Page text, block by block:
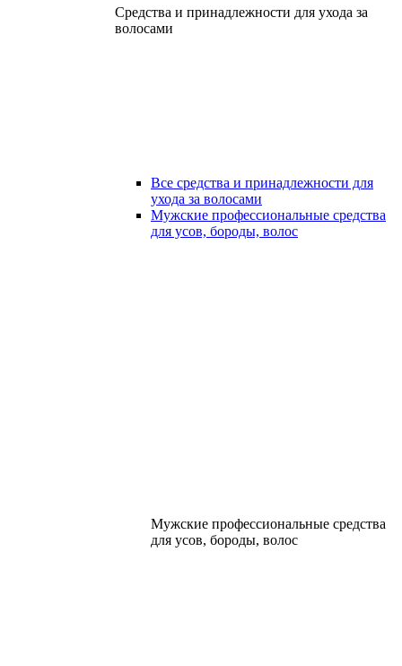
Средства и принадлежности для ухода за
волосами
Все средства и принадлежности для
ухода за волосами
Мужские профессиональные средства
для усов, бороды, волос
Мужские профессиональные средства
для усов, бороды, волос